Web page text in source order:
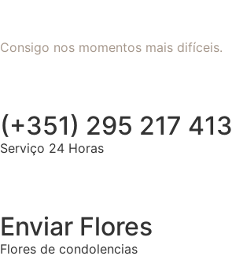
Consigo nos momentos mais difíceis.
(+351) 295 217 413
Serviço 24 Horas
Enviar Flores
Flores de condolencias